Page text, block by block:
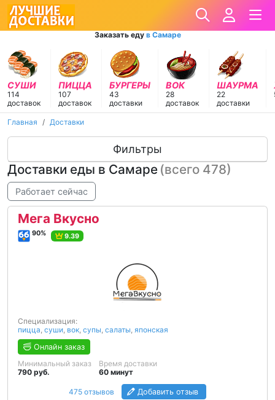
Заказать еду в Самаре
СУШИ
114
доставок
ПИЦЦА
107
доставок
БУРГЕРЫ
43
доставки
ВОК
28
доставок
ШАУРМА
22
доставки
Главная Доставки
Фильтры
Доставки еды в Самаре (всего 478)
Работает сейчас
Мега Вкусно
90% 9.39
Специализация:
пицца, суши, вок, супы, салаты, японская
Онлайн заказ
Минимальный заказ
790 руб.
Время доставки
60 минут
475 отзывов Добавить отзыв